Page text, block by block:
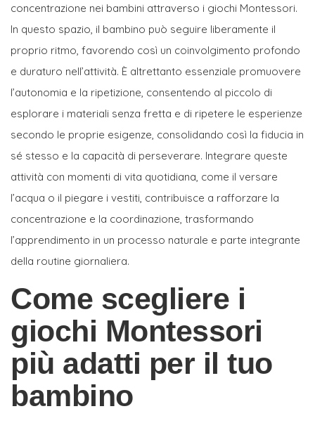
concentrazione nei bambini attraverso i giochi Montessori.
In questo spazio, il bambino può seguire liberamente il
proprio ritmo, favorendo così un coinvolgimento profondo
e duraturo nell’attività. È altrettanto essenziale promuovere
l’autonomia e la ripetizione, consentendo al piccolo di
esplorare i materiali senza fretta e di ripetere le esperienze
secondo le proprie esigenze, consolidando così la fiducia in
sé stesso e la capacità di perseverare. Integrare queste
attività con momenti di vita quotidiana, come il versare
l’acqua o il piegare i vestiti, contribuisce a rafforzare la
concentrazione e la coordinazione, trasformando
l’apprendimento in un processo naturale e parte integrante
della routine giornaliera.
Come scegliere i
giochi Montessori
più adatti per il tuo
bambino